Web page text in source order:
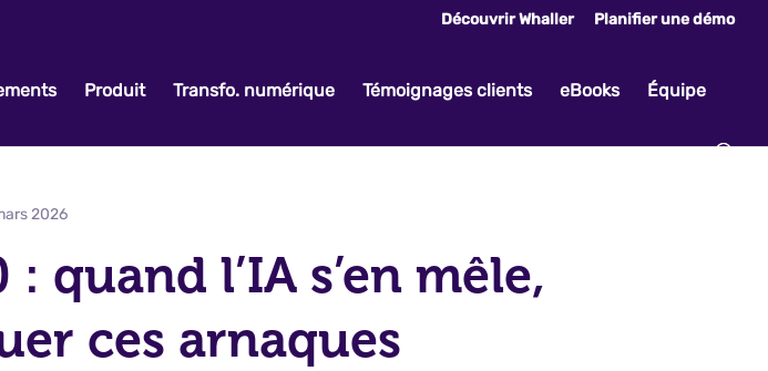
Découvrir Whaller Planifier une démo
Produit Transfo. numérique Témoignages clients eBooks Équipe
2026
quand l’IA s’en mêle,
ces arnaques